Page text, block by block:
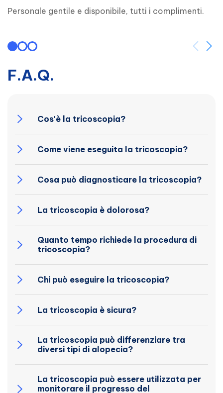
Personale gentile e disponibile, tutti i complimenti.
F.A.Q.
Cos'è la tricoscopia?
Come viene eseguita la tricoscopia?
Cosa può diagnosticare la tricoscopia?
La tricoscopia è dolorosa?
Quanto tempo richiede la procedura di
tricoscopia?
Chi può eseguire la tricoscopia?
La tricoscopia è sicura?
La tricoscopia può differenziare tra
diversi tipi di alopecia?
La tricoscopia può essere utilizzata per
monitorare il progresso del